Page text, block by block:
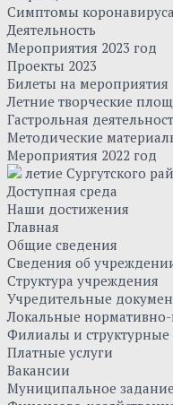
Симптомы коронавируса
Деятельность
Мероприятия 2023 год
Проекты 2023
Билеты на мероприятия
Летние творческие
Гастрольная
Методические
Мероприятия 2022 год
летие Сургутского
Доступная среда
Наши достижения
Главная
Общие сведения
Сведения об
Структура учреждения
Учредительные
Локальные
Филиалы и
Платные услуги
Вакансии
Муниципальное задание